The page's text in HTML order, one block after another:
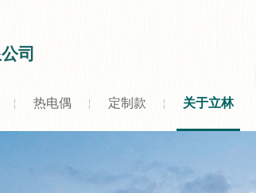
司
热电偶 定制款 关于立林